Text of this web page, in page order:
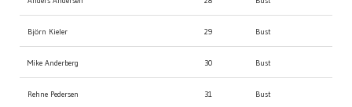
Björn Kieler 29 Bust
Mike Anderberg 30 Bust
Rehne Pedersen 31 Bust